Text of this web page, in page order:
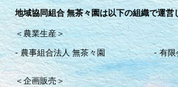
地域協同組合 無茶々園は以下の組織で運営
＜農業生産＞
農事組合法人 無茶々園
有限
＜企画販売＞